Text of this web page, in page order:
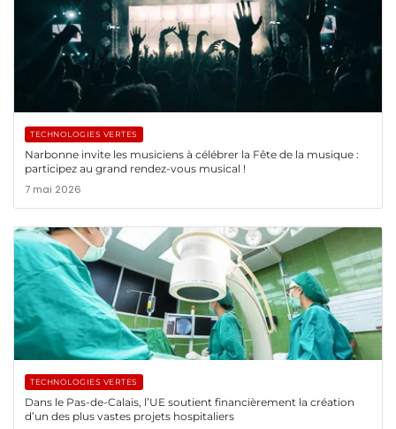
TECHNOLOGIES VERTES
Narbonne invite les musiciens à célébrer la Fête de la musique :
participez au grand rendez-vous musical !
7 mai 2026
TECHNOLOGIES VERTES
Dans le Pas-de-Calais, l’UE soutient financièrement la création
d’un des plus vastes projets hospitaliers